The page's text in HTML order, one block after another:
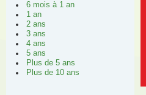
6 mois à 1 an
1 an
2 ans
3 ans
4 ans
5 ans
Plus de 5 ans
Plus de 10 ans